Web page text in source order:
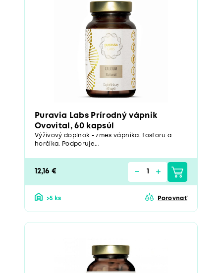
Puravia Labs Prírodný vápnik
Ovovital, 60 kapsúl
Výživový doplnok - zmes vápnika, fosforu a
horčíka. Podporuje...
12,16 €
>5 ks Porovnať